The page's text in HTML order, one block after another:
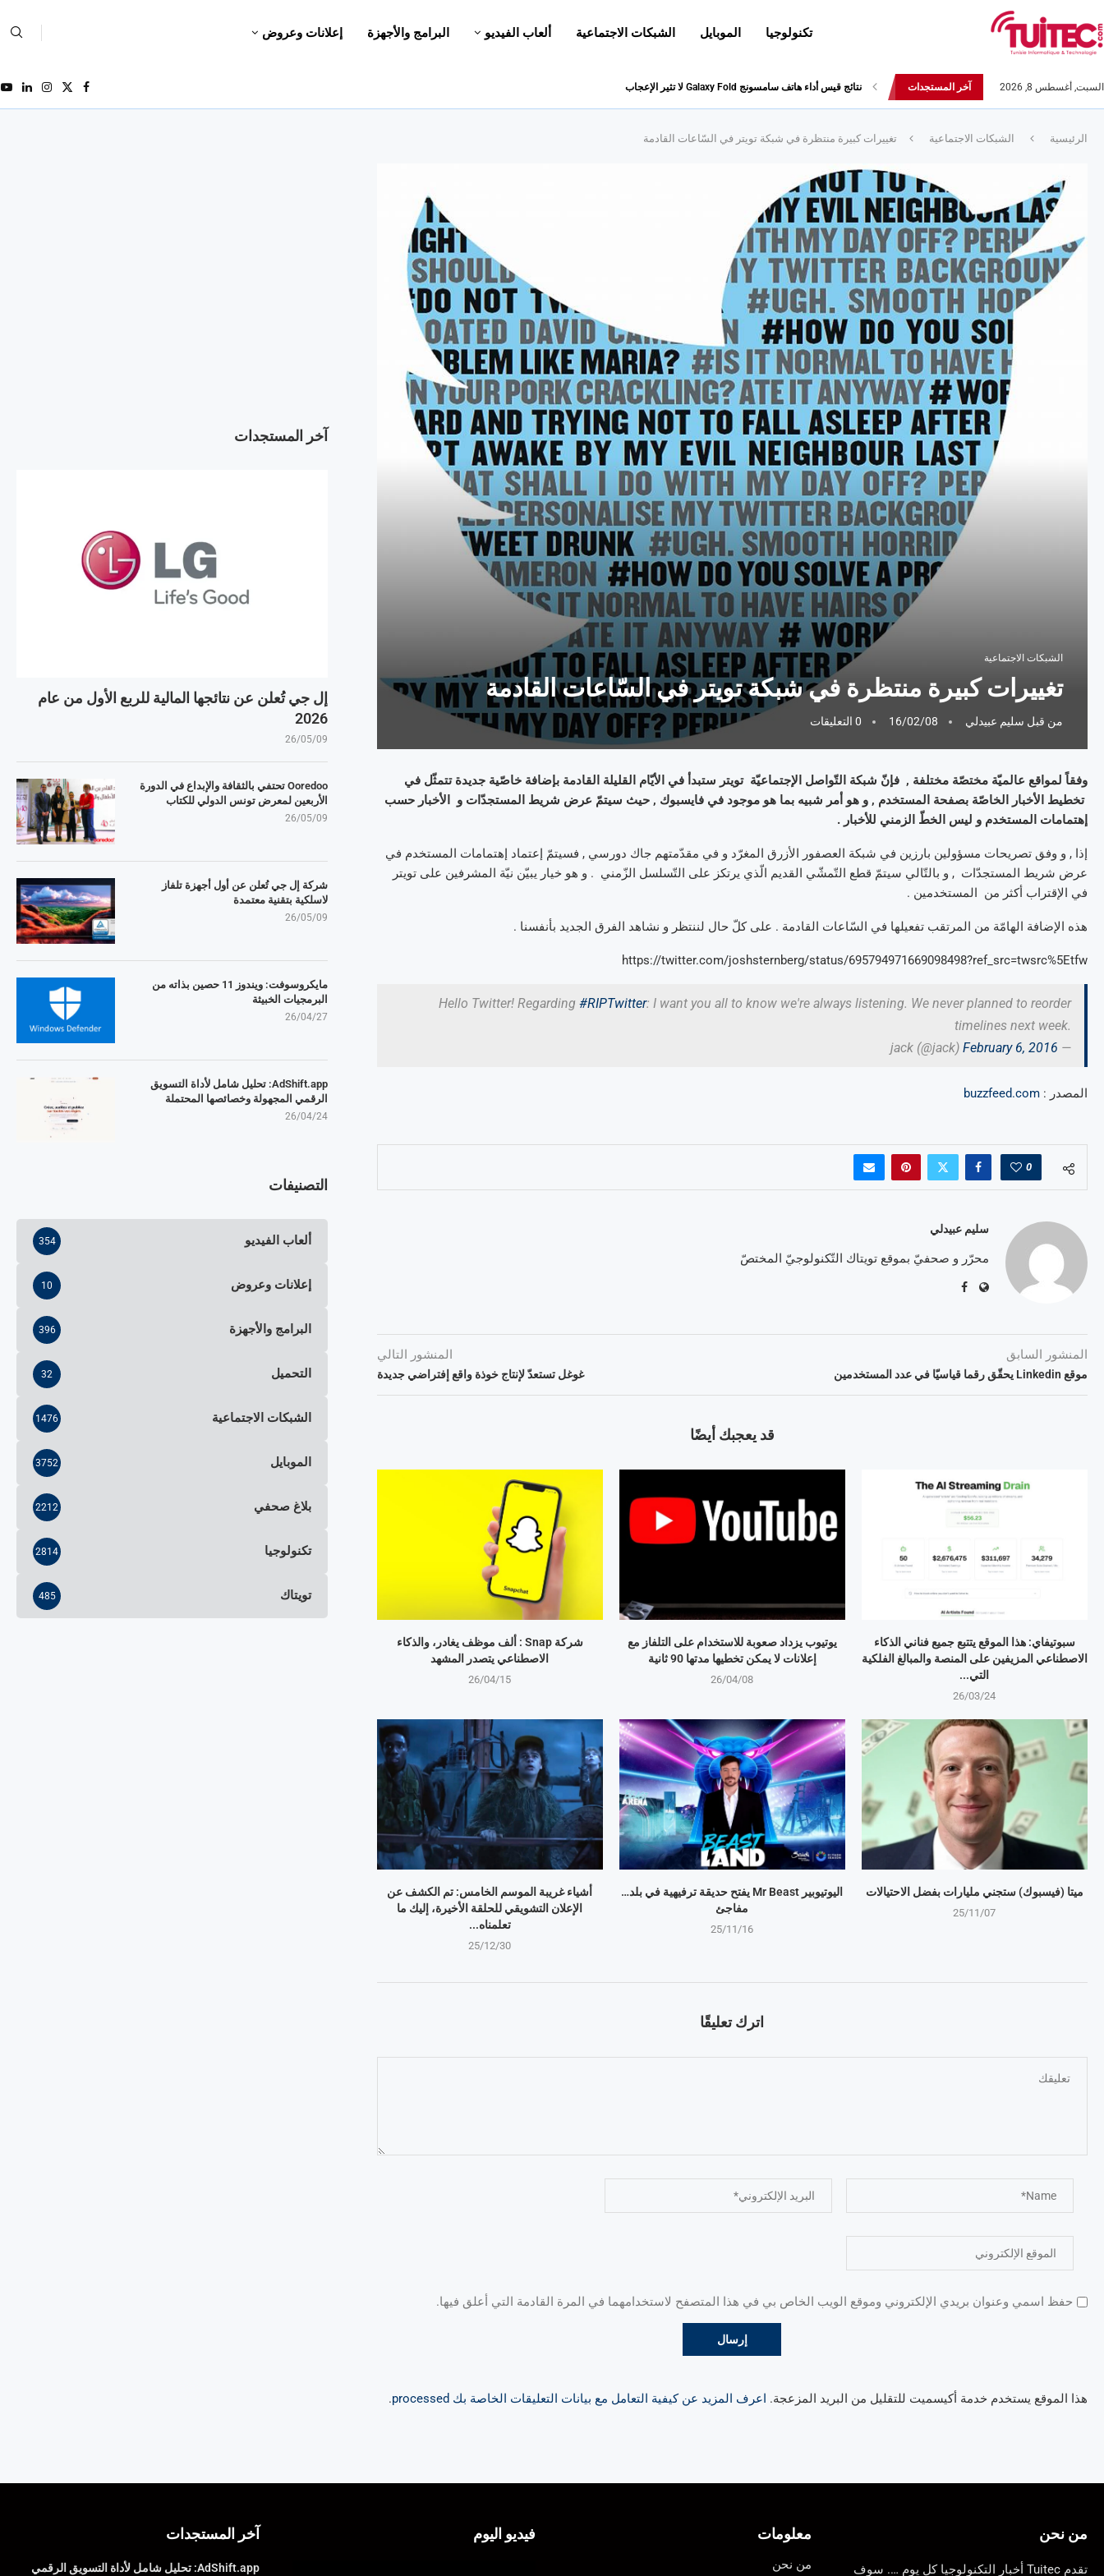
تكنولوجيا الموبايل الشبكات الاجتماعية ألعاب الفيديو البرامج والأجهزة إعلانات وعروض
السبت, أغسطس 8, 2026 آخر المستجدات أحدث إصدارات هواوي: هاتف “nova 8 SE” ينطلق رسميا مع أربع...
الرئيسية الشبكات الاجتماعية تغييرات كبيرة منتظرة في شبكة تويتر في السّاعات القادمة
الشبكات الاجتماعية
تغييرات كبيرة منتظرة في شبكة تويتر في السّاعات القادمة
من قبل سليم عبيدلي 16/02/08 0 التعليقات
وفقاً لمواقع عالميّة مختصّة مختلفة , فإنّ شبكة التّواصل الإجتماعيّة تويتر ستبدأ في الأيّام القليلة القادمة بإضافة خاصّية جديدة تتمثّل في
تخطيط الأخبار الخاصّة بصفحة المستخدم , و هو أمر شبيه بما هو موجود في فايسبوك , حيث سيتمّ عرض شريط المستجدّات و الأخبار حسب
إهتمامات المستخدم و ليس الخطّ الزمني للأخبار .
إذا , و وفق تصريحات مسؤولين بارزين في شبكة العصفور الأزرق المغرّد و في مقدّمتهم جاك دورسي , فسيتمّ إعتماد إهتمامات المستخدم في
عرض شريط المستجدّات , و بالتّالي سيتمّ قطع التّمشّي القديم الّذي يرتكز على التّسلسل الزّمني . و هو خيار يبيّن نيّة المشرفين على تويتر
في الإقتراب أكثر من المستخدمين .
هذه الإضافة الهامّة من المرتقب تفعيلها في السّاعات القادمة . على كلّ حال لننتظر و نشاهد الفرق الجديد بأنفسنا .
https://twitter.com/joshsternberg/status/695794971669098498?ref_src=twsrc%5Etfw
Hello Twitter! Regarding #RIPTwitter: I want you all to know we're always listening. We never planned to reorder
timelines next week.
— jack (@jack)
February 6, 2016
المصدر : buzzfeed.com
0
سليم عبيدلي
محرّر و صحفيّ بموقع تويتاك التّكنولوجيّ المختصّ
المنشور السابق
موقع Linkedin يحقّق رقما قياسيّا في عدد المستخدمين
المنشور التالي
غوغل تستعدّ لإنتاج خوذة واقع إفتراضي جديدة
قد يعجبك أيضًا
شركة Snap : ألف موظف يغادر، والذكاء
الاصطناعي يتصدر المشهد
26/04/15
يوتيوب يزداد صعوبة للاستخدام على التلفاز مع
إعلانات لا يمكن تخطيها مدتها 90 ثانية
26/04/08
سبوتيفاي: هذا الموقع يتتبع جميع فناني الذكاء
الاصطناعي المزيفين على المنصة والمبالغ الفلكية
التي...
26/03/24
أشياء غريبة الموسم الخامس: تم الكشف عن
الإعلان التشويقي للحلقة الأخيرة، إليك ما
تعلمناه...
25/12/30
اليوتيوبير Mr Beast يفتح حديقة ترفيهية في بلد…
مفاجئ
25/11/16
ميتا (فيسبوك) ستجني مليارات بفضل الاحتيالات
25/11/07
اترك تعليقًا
حفظ اسمي وعنوان بريدي الإلكتروني وموقع الويب الخاص بي في هذا المتصفح لاستخدامهما في المرة القادمة التي أعلق فيها.
هذا الموقع يستخدم خدمة أكيسميت للتقليل من البريد المزعجة. اعرف المزيد عن كيفية التعامل مع بيانات التعليقات الخاصة بك processed .
آخر المستجدات
إل جي تُعلن عن نتائجها المالية للربع الأول من عام
2026
26/05/09
Ooredoo تحتفي بالثقافة والإبداع في الدورة
الأربعين لمعرض تونس الدولي للكتاب
26/05/09
شركة إل جي تُعلن عن أول أجهزة تلفاز
لاسلكية بتقنية معتمدة
26/05/09
مايكروسوفت: ويندوز 11 حصين بذاته من
البرمجيات الخبيثة
26/04/27
AdShift.app: تحليل شامل لأداة التسويق
الرقمي المجهولة وخصائصها المحتملة
26/04/24
التصنيفات
ألعاب الفيديو 354
إعلانات وعروض 10
البرامج والأجهزة 396
التحميل 32
الشبكات الاجتماعية 1476
الموبايل 3752
بلاغ صحفي 2212
تكنولوجيا 2814
تويتاك 485
من نحن
تقدم Tuitec أخبار التكنولوجيا كل يوم …. سوف
معلومات
من نحن
فيديو اليوم آخر المستجدات
AdShift.app: تحليل شامل لأداة التسويق الرقمي